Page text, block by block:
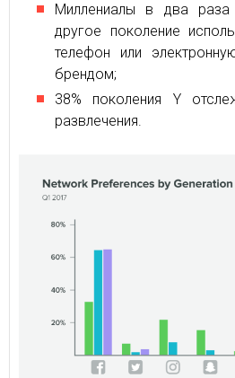
Миллениалы в два
другое поколение
телефон или
брендом;
38% поколения Y
развлечения.